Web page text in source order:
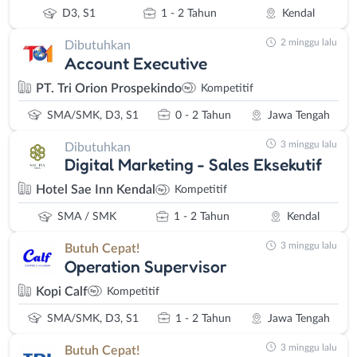
menciptakan ekosistem bisnis yang dinamis. Hal ini berdampak
pada meningkatnya loker Kendal terbaru yang tersedia setiap
harinya, dengan standar gaji dan benefit yang kompetitif
Perkembangan infrastruktur seperti Tol Trans Jawa dan rencana
pembangunan Bandara Internasional Jawa Tengah di Kendal
semakin memperkuat daya tarik investasi. Proyek-proyek besar ini
tidak hanya menciptakan lapangan kerja langsung, tetapi juga
mendorong pertumbuhan sektor pendukung yang membuka lebih
banyak peluang karir.
Sektor Unggulan Info Loker Kendal
Sektor manufaktur menjadi tulang punggung ekonomi Kendal
dengan kehadiran perusahaan-perusahaan global seperti Astra
Honda Motor, Suzuki Indomobil Motor, dan berbagai supplier
otomotif. Kawasan industri ini menciptakan permintaan tinggi
D3, S1 1 - 2 Tahun Kendal
Dibutuhkan
Account Executive
PT. Tri Orion Prospekindo Kompetitif
SMA/SMK, D3, S1 0 - 2 Tahun Jawa Tengah
2 minggu lalu
Dibutuhkan
Digital Marketing - Sales Eksekutif
Hotel Sae Inn Kendal Kompetitif
SMA / SMK 1 - 2 Tahun Kendal
3 minggu lalu
Butuh Cepat!
Operation Supervisor
Kopi Calf Kompetitif
SMA/SMK, D3, S1 1 - 2 Tahun Jawa Tengah
3 minggu lalu
Butuh Cepat! 3 minggu lalu